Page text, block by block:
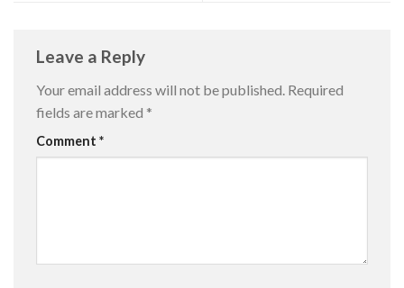
Leave a Reply
Your email address will not be published. Required
fields are marked *
Comment *